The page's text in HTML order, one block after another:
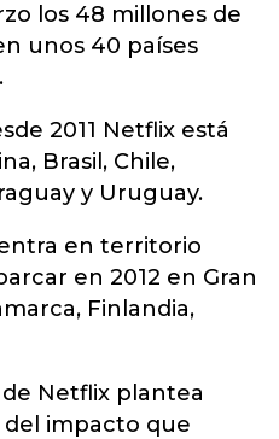
los 48 millones de
unos 40 países
2011 Netflix está
Brasil, Chile,
y Uruguay.
en territorio
en 2012 en Gran
Finlandia,
Netflix plantea
impacto que